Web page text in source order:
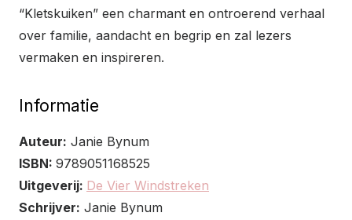
“Kletskuiken” een charmant en ontroerend verhaal
over familie, aandacht en begrip en zal lezers
vermaken en inspireren.
Informatie
Auteur: Janie Bynum
ISBN: 9789051168525
Uitgeverij: De Vier Windstreken
Schrijver: Janie Bynum